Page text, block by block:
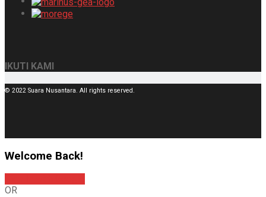
IKUTI KAMI
© 2022 Suara Nusantara. All rights reserved.
Welcome Back!
OR